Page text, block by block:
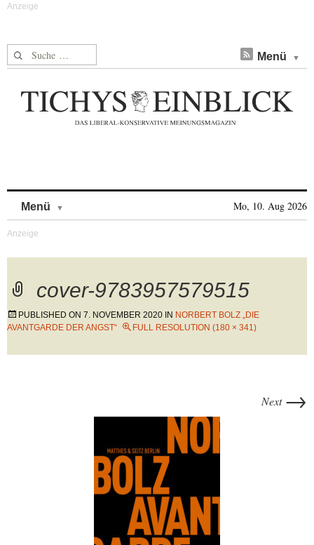
Suche nach: Menü
Menü Mo, 10. Aug 2026
cover-9783957579515
PUBLISHED ON 7. NOVEMBER 2020 IN NORBERT BOLZ „DIE
AVANTGARDE DER ANGST“
FULL RESOLUTION (180 × 341)
Next →